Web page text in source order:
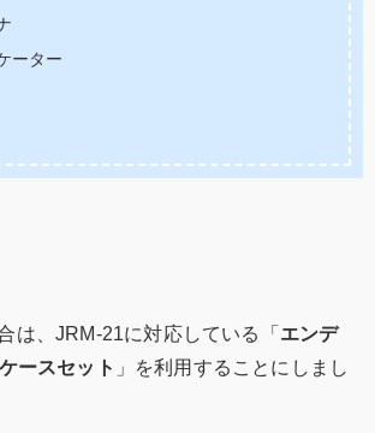
ーター
は、JRM-21に対応している「 エンデ
ースセット 」を利用することにしまし